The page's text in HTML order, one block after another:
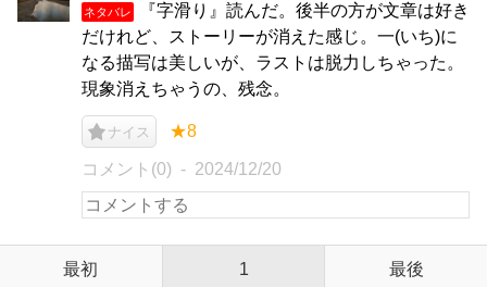
ネタバレ
『字滑り』読んだ。後半の方が文章は好き
だけれど、ストーリーが消えた感じ。一(いち)に
なる描写は美しいが、ラストは脱力しちゃった。
現象消えちゃうの、残念。
ナイス ★8
コメント(0) 2024/12/20
最初 1 最後